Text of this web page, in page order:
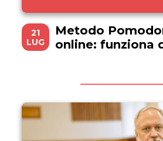
21
LUG
Metodo
online: funziona